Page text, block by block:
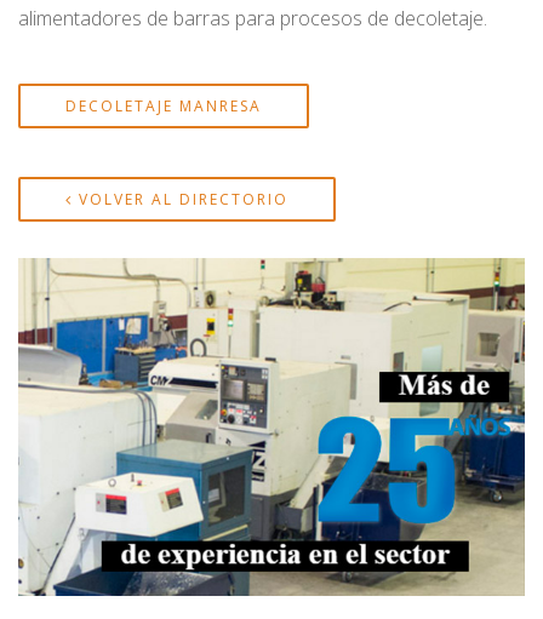
alimentadores de barras para procesos de decoletaje.
DECOLETAJE MANRESA
VOLVER AL DIRECTORIO